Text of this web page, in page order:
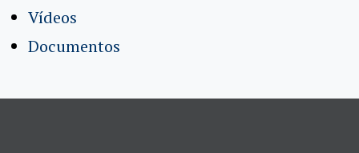
Vídeos
Documentos